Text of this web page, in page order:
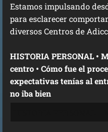
Estamos impulsando
para esclarecer
diversos Centros de
HISTORIA PERSONAL • Motivo de ingreso en el
centro • Cómo fue el
expectativas tenías al
no iba bien